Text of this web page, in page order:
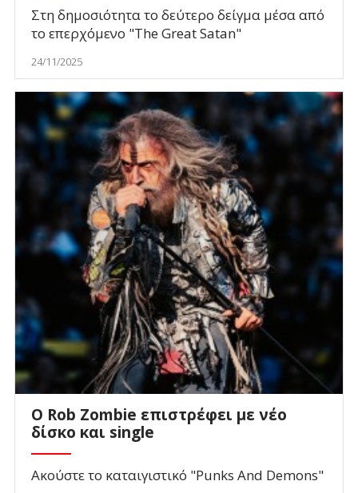
Στη δημοσιότητα το δεύτερο δείγμα μέσα από
το επερχόμενο "The Great Satan"
24/11/2025
O Rob Zombie επιστρέφει με νέο
δίσκο και single
Ακούστε το καταιγιστικό "Punks And Demons"